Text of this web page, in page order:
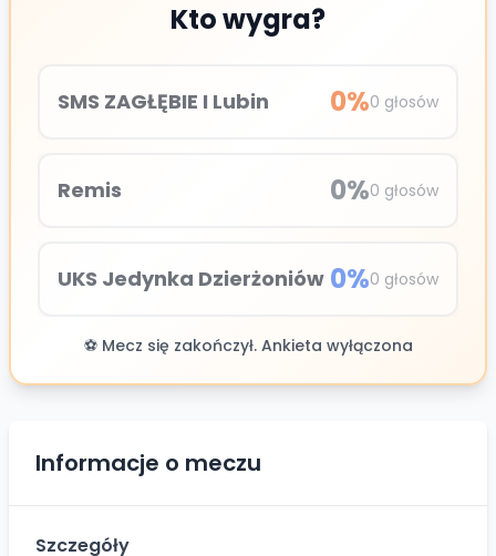
Kto wygra?
SMS ZAGŁĘBIE I Lubin 0%0 głosów
Remis 0%0 głosów
UKS Jedynka Dzierżoniów 0%0 głosów
⚽ Mecz się zakończył. Ankieta wyłączona
Informacje o meczu
Szczegóły